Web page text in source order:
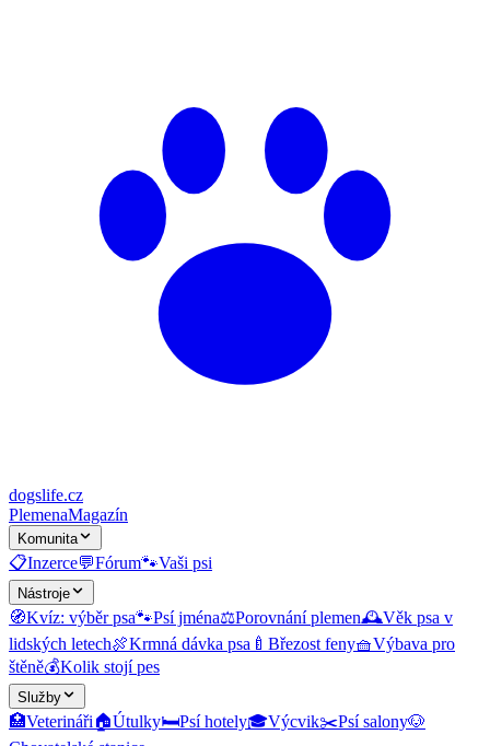
dogslife.cz
PlemenaMagazín
Komunita
📋Inzerce💬Fórum🐾Vaši psi
Nástroje
🧭Kvíz: výběr psa🐾Psí jména⚖️Porovnání plemen🕰️Věk psa v
lidských letech🍖Krmná dávka psa 🍼 Březost feny🧺Výbava pro
štěně💰Kolik stojí pes
Služby
🏥Veterináři🏠Útulky🛏️Psí hotely🎓Výcvik✂️Psí salony🐶